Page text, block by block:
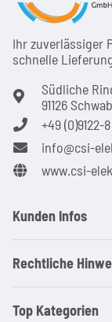
Ihr zuver­läs­siger
schnel­le
Südliche
91126
+49 (0)9122-
info@csi-
www.csi-
Kunden Infos
Rechtliche
Top Kategorien